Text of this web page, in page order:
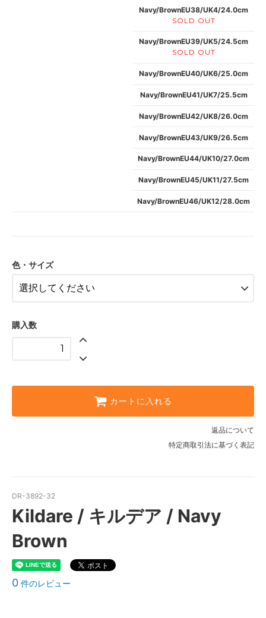
Navy/BrownEU38/UK4/24.0cm
SOLD OUT
Navy/BrownEU39/UK5/24.5cm
SOLD OUT
Navy/BrownEU40/UK6/25.0cm
Navy/BrownEU41/UK7/25.5cm
Navy/BrownEU42/UK8/26.0cm
Navy/BrownEU43/UK9/26.5cm
Navy/BrownEU44/UK10/27.0cm
Navy/BrownEU45/UK11/27.5cm
Navy/BrownEU46/UK12/28.0cm
色・サイズ
購入数
カートに入れる
返品について
特定商取引法に基づく表記
DR-3892-32
Kildare / キルデア / Navy
Brown
0 件のレビュー